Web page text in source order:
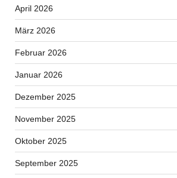
April 2026
März 2026
Februar 2026
Januar 2026
Dezember 2025
November 2025
Oktober 2025
September 2025